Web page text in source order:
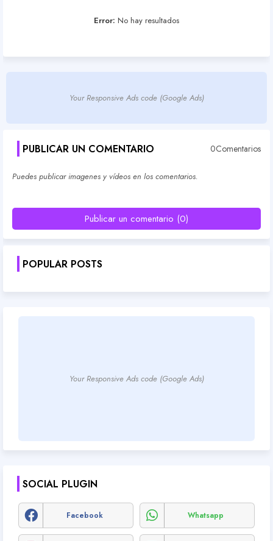
Error: No hay resultados
Your Responsive Ads code (Google Ads)
PUBLICAR UN COMENTARIO 0Comentarios
Puedes publicar imagenes y vídeos en los comentarios.
Publicar un comentario (0)
POPULAR POSTS
Your Responsive Ads code (Google Ads)
SOCIAL PLUGIN
Facebook Whatsapp